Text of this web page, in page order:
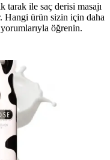
tarak ile saç derisi masajı
Hangi ürün sizin için daha
öğrenin.